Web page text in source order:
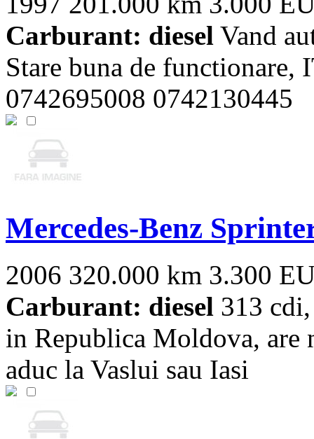
Carburant: diesel Vand
Stare buna de
0742695008 0742130445
Mercedes-Benz
2006 320.000 km 3.300
Carburant: diesel 313
in Republica Moldova, are
aduc la Vaslui sau Iasi